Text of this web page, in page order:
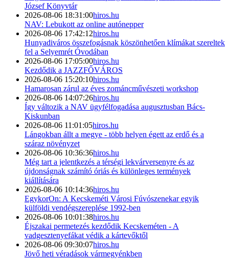
József Könyvtár
2026-08-06 18:31:00hiros.hu
NAV: Lebukott az online autónepper
2026-08-06 17:42:12hiros.hu
Hunyadiváros összefogásnak köszönhetően klímákat szereltek
fel a Selyemrét Óvodában
2026-08-06 17:05:00hiros.hu
Kezdődik a JAZZFŐVÁROS
2026-08-06 15:20:10hiros.hu
Hamarosan zárul az éves zománcművészeti workshop
2026-08-06 14:07:26hiros.hu
Így változik a NAV ügyfélfogadása augusztusban Bács-
Kiskunban
2026-08-06 11:01:05hiros.hu
Lángokban állt a megye - több helyen égett az erdő és a
száraz növényzet
2026-08-06 10:36:36hiros.hu
Még tart a jelentkezés a térségi lekvárversenyre és az
újdonságnak számító óriás és különleges termények
kiállítására
2026-08-06 10:14:36hiros.hu
EgykorOn: A Kecskeméti Városi Fúvószenekar egyik
külföldi vendégszereplése 1992-ben
2026-08-06 10:01:38hiros.hu
Éjszakai permetezés kezdődik Kecskeméten - A
vadgesztenyefákat védik a kártevőktől
2026-08-06 09:30:07hiros.hu
Jövő heti véradások vármegyénkben